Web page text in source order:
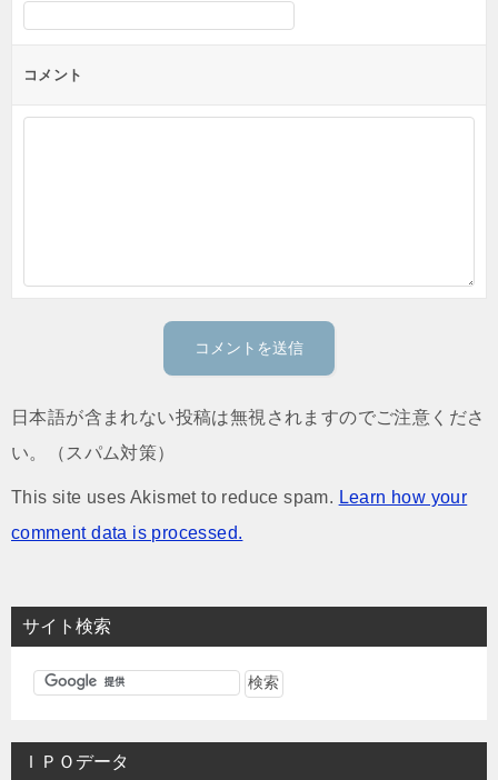
コメント
日本語が含まれない投稿は無視されますのでご注意くださ
い。（スパム対策）
This site uses Akismet to reduce spam. Learn how your
comment data is processed.
サイト検索
ＩＰＯデータ